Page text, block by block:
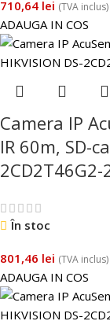
710,64 lei (TVA inclus)
ADAUGA IN COS
Camera IP
IR 60m, SD-
În stoc
801,46 lei (TVA inclus)
ADAUGA IN COS